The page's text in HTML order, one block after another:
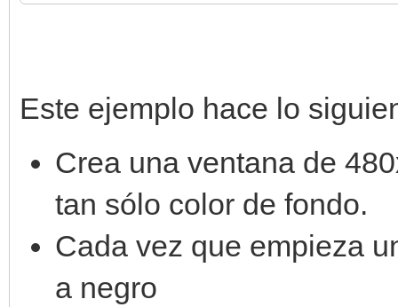
if line is 180:
# crea motor y
engine =
Este ejemplo hace lo
Crea una ventana de
tan sólo color de fondo.
Cada vez que empieza
a negro